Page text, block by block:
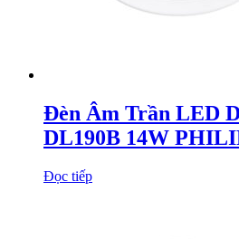
Đèn Âm Trần LED
DL190B 14W
Đọc tiếp